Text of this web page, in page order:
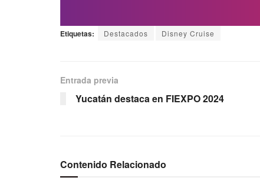
Etiquetas: Destacados Disney Cruise
Entrada previa
Yucatán destaca en FIEXPO 2024
Contenido Relacionado